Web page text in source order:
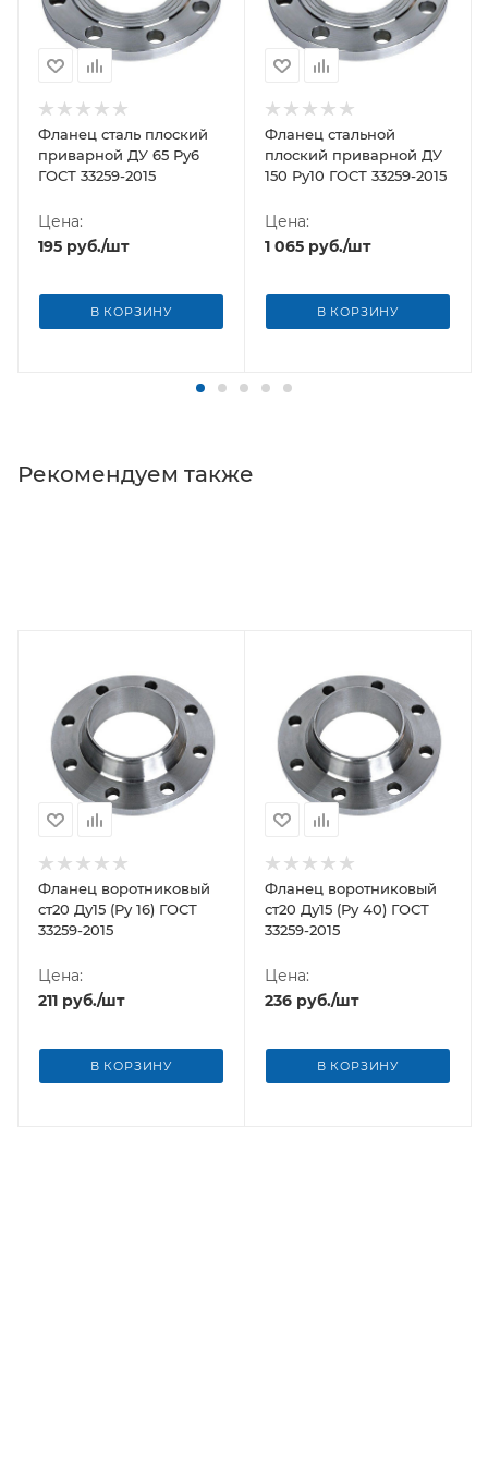
Фланец сталь плоский
приварной ДУ 65 Ру6
ГОСТ 33259-2015
Цена:
195 руб./шт
В КОРЗИНУ
Фланец стальной
плоский приварной ДУ
150 Ру10 ГОСТ 33259-2015
Цена:
1 065 руб./шт
В КОРЗИНУ
Рекомендуем также
Фланец воротниковый
ст20 Ду15 (Ру 16) ГОСТ
33259-2015
Цена:
211 руб./шт
В КОРЗИНУ
Фланец воротниковый
ст20 Ду15 (Ру 40) ГОСТ
33259-2015
Цена:
236 руб./шт
В КОРЗИНУ